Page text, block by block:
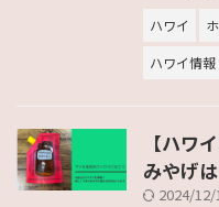
ハワイ
ハワイ情報
【ハワ
みやげ
2024/12/